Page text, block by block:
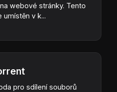
webové stránky. Tento
umístěn v k...
pro sdílení souborů